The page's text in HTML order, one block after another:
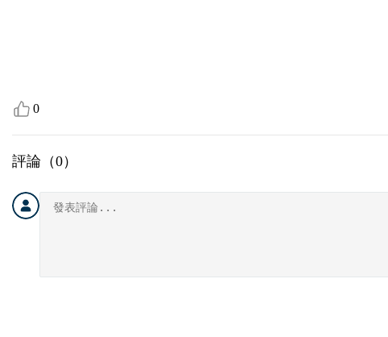
0
評論（0）